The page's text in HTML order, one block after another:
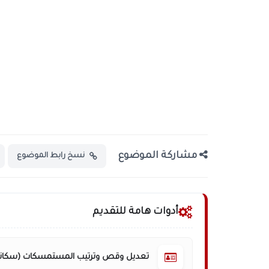
مشاركة الموضوع نسخ رابط الموضوع
أدوات هامة للتقديم
تعديل وقص وترتيب المستمسكات